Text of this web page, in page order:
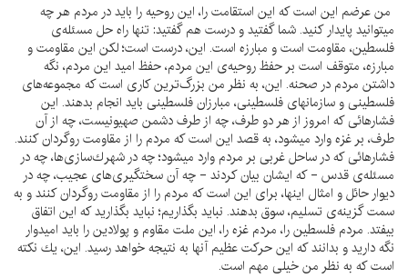
من عرضم اين است كه اين استقامت را، اين روحيه را بايد در مردم هر چه
ميتوانيد پايدار كنيد. شما گفتيد و درست هم گفتيد: تنها راه حل مسئله‌ى
فلسطين، مقاومت است و مبارزه است. اين، درست است؛ لكن اين مقاومت و
مبارزه، متوقف است بر حفظ روحيه‌ى اين مردم، حفظ اميد اين مردم، نگه
داشتن مردم در صحنه. اين، به نظر من بزرگ‌ترين كارى است كه مجموعه‌هاى
فلسطينى و سازمانهاى فلسطينى، مبارزان فلسطينى بايد انجام بدهند. اين
فشارهائى كه امروز از هر دو طرف، چه از طرف دشمن صهيونيست، چه از آن
طرف، بر غزه وارد ميشود، به قصد اين است كه مردم را از مقاومت روگردان كنند.
فشارهائى كه در ساحل غربى بر مردم وارد ميشود؛ چه در شهرك‌سازى‌ها، چه در
مسئله‌ى قدس - كه ايشان بيان كردند - چه آن سختگيرى‌هاى عجيب، چه در
ديوار حائل و امثال اينها، براى اين است كه مردم را از مقاومت روگردان كنند و به
سمت گزينه‌ى تسليم، سوق بدهند. نبايد بگذاريم؛ نبايد بگذاريد كه اين اتفاق
بيفتد. مردم فلسطين را، مردم غزه را، اين ملت مقاوم و پولادين را بايد اميدوار
نگه داريد و بدانند كه اين حركت عظيم آنها به نتيجه خواهد رسيد. اين، يك نكته
است كه به نظر من خيلى مهم است.